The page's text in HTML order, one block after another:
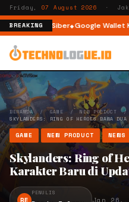
Friday, 07 August 2026 ·
BREAKINGSiber Google Wallet
BERANDA/GAME /NEW PRODUCT
SKYLANDERS: RING OF HEROES BAWA DUA
GAME NEW PRODUCT NEWS
Skylanders: Ring of
Karakter Baru di
RE
PENULIS
Jan 26,